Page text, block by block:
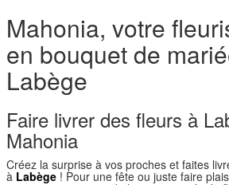
Mahonia, votre
en bouquet de
Labège
Faire livrer des fleurs à
Mahonia
Créez la surprise à vos proches et faites
à Labège ! Pour une fête ou juste faire